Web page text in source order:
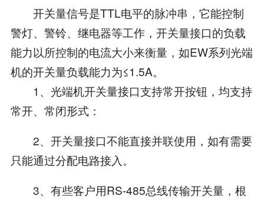
开关量信号是TTL电平的脉冲串，它能控制
警灯、警铃、继电器等工作，开关量接口的负载
能力以所控制的电流大小来衡量，如EW系列光端
机的开关量负载能力为≤1.5A。
1、光端机开关量接口支持常开按钮，均支持
常开、常闭形式：
2、开关量接口不能直接并联使用，如有需要
只能通过分配电路接入。
3、有些客户用RS-485总线传输开关量，根